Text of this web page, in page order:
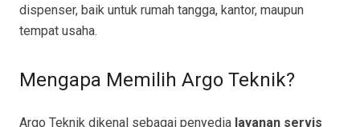
dispenser, baik untuk rumah tangga, kantor, maupun
tempat usaha.
Mengapa Memilih Argo Teknik?
Argo Teknik dikenal sebagai penyedia layanan servis